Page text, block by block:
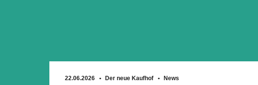
22.06.2026 Der neue Kaufhof News